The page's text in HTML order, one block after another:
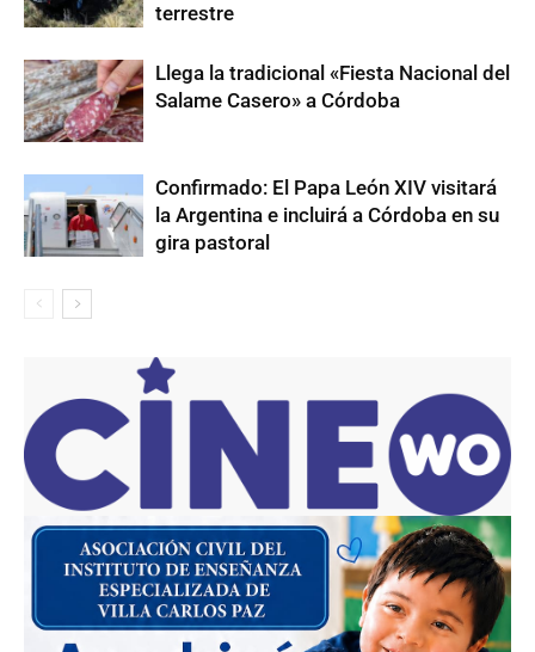
terrestre
Llega la tradicional «Fiesta Nacional del
Salame Casero» a Córdoba
Confirmado: El Papa León XIV visitará
la Argentina e incluirá a Córdoba en su
gira pastoral